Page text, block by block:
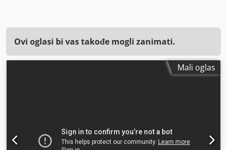
Ovi oglasi bi vas takođe mogli zanimati.
Mali oglas